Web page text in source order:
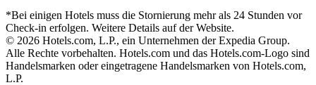
*Bei einigen Hotels muss die Stornierung mehr als 24 Stunden vor
Check-in erfolgen. Weitere Details auf der Website.
© 2026 Hotels.com, L.P., ein Unternehmen der Expedia Group.
Alle Rechte vorbehalten. Hotels.com und das Hotels.com-Logo sind
Handelsmarken oder eingetragene Handelsmarken von Hotels.com,
L.P.